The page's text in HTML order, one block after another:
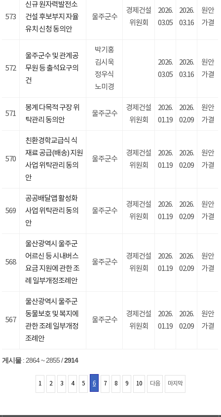
573
신규 원자력발전소
건설 후보부지 자율
유치 신청 동의안
울주군수
경제건설
위원회
2026.
03.05
2026.
03.16
원안
가결
572
울주군수 및 관계공
무원 등 출석요구의
건
박기홍
김시욱
정우식
노미경
2026.
03.05
2026.
03.16
원안
가결
571
봉계 다목적 구장 위
탁관리 동의안
울주군수
경제건설
위원회
2026.
01.19
2026.
02.09
원안
가결
570
친환경학교급식 식
재료 공급(배송) 지원
사업 위탁관리 동의
안
울주군수
경제건설
위원회
2026.
01.19
2026.
02.09
원안
가결
569
공공배달앱 활성화
사업 위탁관리 동의
안
울주군수
경제건설
위원회
2026.
01.19
2026.
02.09
원안
가결
568
울산광역시 울주군
어르신 등 시내버스
요금 지원에 관한 조
례 일부개정조례안
울주군수
경제건설
위원회
2026.
01.19
2026.
02.09
원안
가결
567
울산광역시 울주군
동물보호 및 복지에
관한 조례 일부개정
조례안
울주군수
경제건설
위원회
2026.
01.19
2026.
02.09
원안
가결
게시물:2864 ~ 2855 /2914
1 2 3 4 5 6 7 8 9 10 다음 마지막